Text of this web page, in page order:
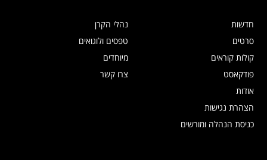
חדשות
סרטים
קולות קוראים
פודקאסט
אודות
נהלי הקרן
טפסים ולוגואים
מיוחדים
צרו קשר
הצהרת נגישות
כניסת הנהלה ומורשים